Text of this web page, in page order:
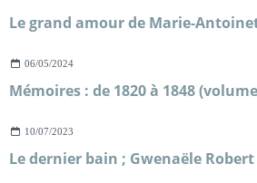
Le grand amour de Marie-
06/05/2024
10/07/2023
Le dernier bain ; Gwenaële Robert